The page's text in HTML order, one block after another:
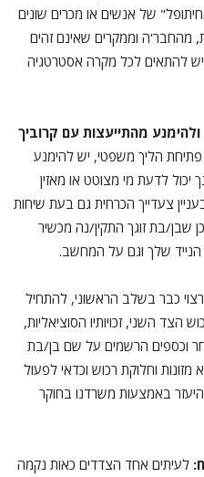
של אנשים או מכרים שונים
מהחבר'ה וממקרים שאינם זהים
להתאים לכל מקרה אסטרטגיה
מהתייעצות עם קרוביך
הליך משפטי, יש להימנע
לדעת מי מצוטט או מאזין
צעדייך הכרחית גם בעת שיחות
שבן/בת זוגך התקין/נה מכשיר
שלך וגם על המחשב.
כבר בשלב הראשוני, להתחיל
הצד השני, זכויותיו הסוציאליות,
וכספים הרשמים על שם בן/בת
מזונות וחלוקת רכוש וכדאי לפעול
באמצעות משרדנו בחוקר
לעיתים אחד הצדדים כאות נקמה